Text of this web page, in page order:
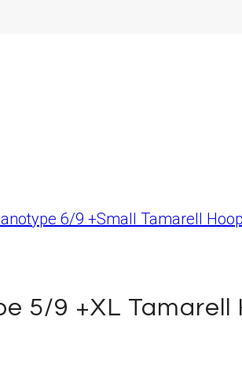
6/9 +Small Tamarell
5/9 +XL Tamarell